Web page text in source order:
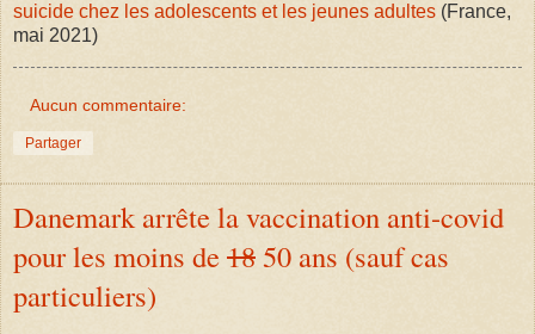
suicide chez les adolescents et les jeunes adultes (France,
mai 2021)
Aucun commentaire:
Partager
Danemark arrête la vaccination anti-covid
pour les moins de1850 ans (sauf cas
particuliers)